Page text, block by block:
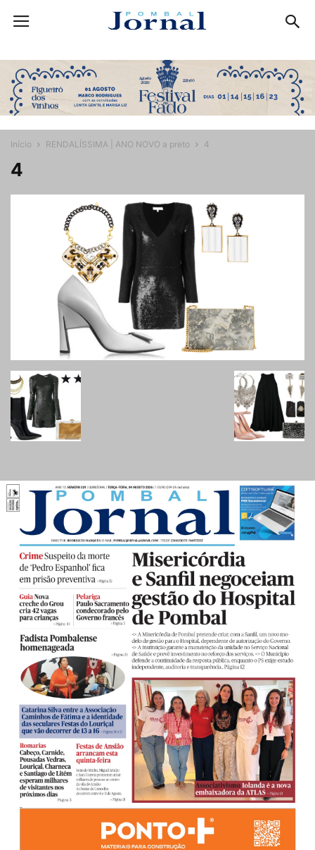
Início RENDALÍSSIMA | ANO NOVO a preto 4
4